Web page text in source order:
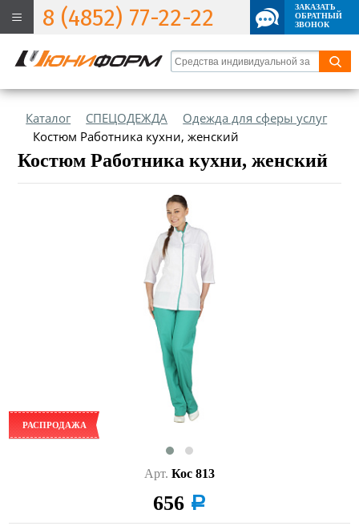
8 (4852) 77-22-22
ЗАКАЗАТЬ
ОБРАТНЫЙ
ЗВОНОК
Каталог СПЕЦОДЕЖДА
Одежда для сферы услуг
Костюм Работника кухни, женский
Костюм Работника кухни, женский
РАСПРОДАЖА
Арт. Кос 813
656 a